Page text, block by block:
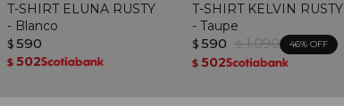
T-SHIRT ELUNA RUSTY
- Blanco
$ 590
$ 502
T-SHIRT KELVIN RUSTY
- Taupe
$ 590 $ 1.090 46
$ 502